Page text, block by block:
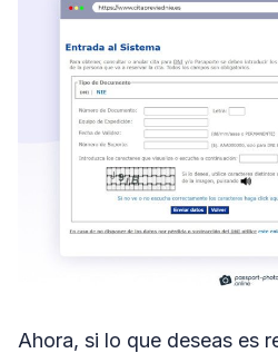
Ahora, si lo que deseas es